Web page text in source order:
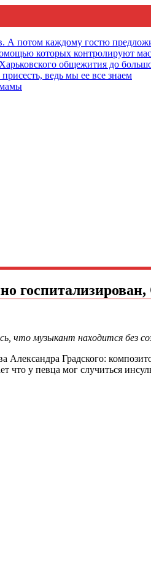
А потом каждому гостю
которых контролируют
общежития до
ведь мы ее все знаем
мамы
что музыкант находится без
Александра Градского:
что у певца мог случиться